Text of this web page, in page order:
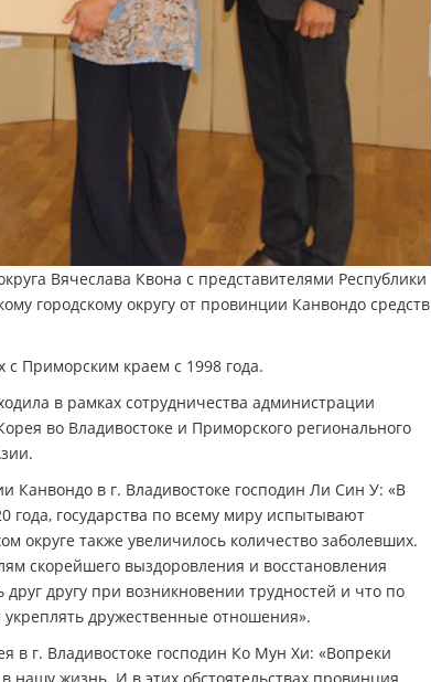
Вячеслава Квона с представителями Республики
городскому округу от провинции Канвондо средств
Приморским краем с 1998 года.
в рамках сотрудничества администрации
во Владивостоке и Приморского регионального
Канвондо в г. Владивостоке господин Ли Син У: «В
года, государства по всему миру испытывают
округе также увеличилось количество заболевших.
скорейшего выздоровления и восстановления
другу при возникновении трудностей и что по
дружественные отношения».
в г. Владивостоке господин Ко Мун Хи: «Вопреки